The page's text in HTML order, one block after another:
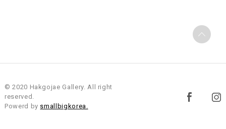
© 2020 Hakgojae Gallery. All right
reserved.
Powerd by smallbigkorea.